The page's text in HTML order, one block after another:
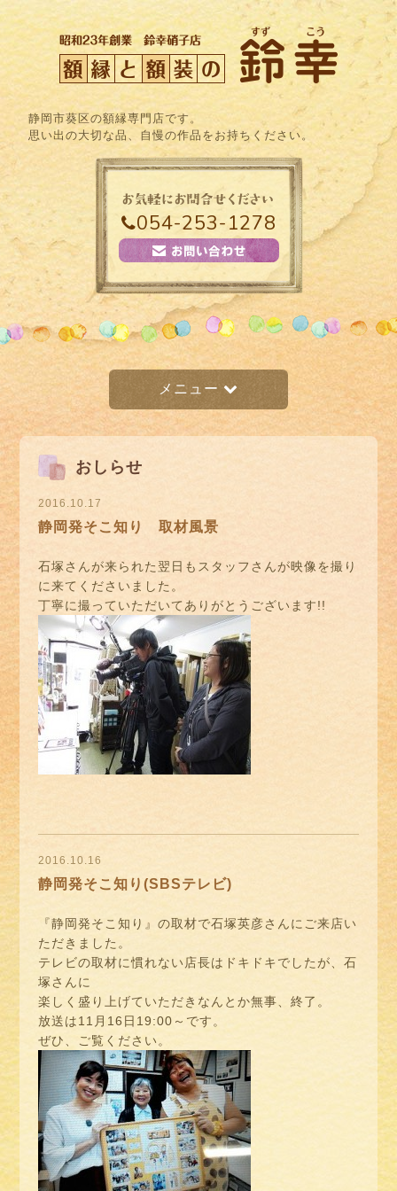
静岡市葵区の額縁専門店です。
思い出の大切な品、自慢の作品をお持ちください。
054-253-1278
メニュー
おしらせ
2016.10.17
静岡発そこ知り 取材風景
石塚さんが来られた翌日もスタッフさんが映像を撮り
に来てくださいました。
丁寧に撮っていただいてありがとうございます!!
2016.10.16
静岡発そこ知り(SBSテレビ)
『静岡発そこ知り』の取材で石塚英彦さんにご来店い
ただきました。
テレビの取材に慣れない店長はドキドキでしたが、石
塚さんに
楽しく盛り上げていただきなんとか無事、終了。
放送は11月16日19:00～です。
ぜひ、ご覧ください。